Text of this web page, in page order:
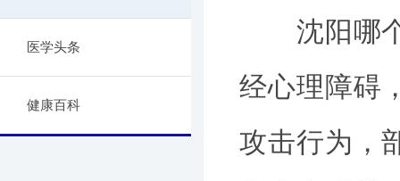
医学头条
健康百科
沈阳哪个
经心理障碍
攻击行为，